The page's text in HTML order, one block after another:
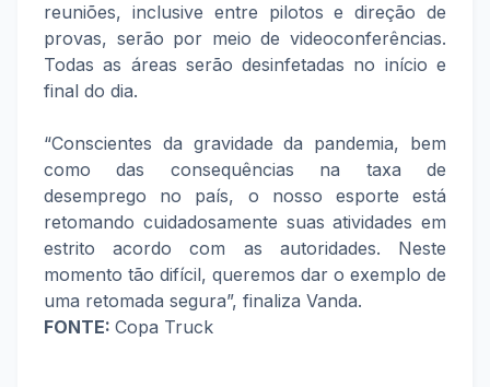
reuniões, inclusive entre pilotos e direção de
provas, serão por meio de videoconferências.
Todas as áreas serão desinfetadas no início e
final do dia.
“Conscientes da gravidade da pandemia, bem
como das consequências na taxa de
desemprego no país, o nosso esporte está
retomando cuidadosamente suas atividades em
estrito acordo com as autoridades. Neste
momento tão difícil, queremos dar o exemplo de
uma retomada segura”, finaliza Vanda.
FONTE: Copa Truck